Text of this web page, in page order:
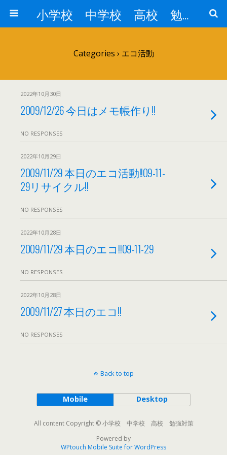
小学校 中学校 高校 勉強対策
Categories › エコ活動
2022年10月30日
2009/12/26 今日はメモ帳作り!!
NO RESPONSES
2022年10月29日
2009/11/29 本日のエコ活動!!09-11-
29リサイクル!!
NO RESPONSES
2022年10月28日
2009/11/29 本日のエコ!!09-11-29
NO RESPONSES
2022年10月28日
2009/11/27 本日のエコ!!
NO RESPONSES
Back to top
Mobile Desktop
All content Copyright © 小学校 中学校 高校 勉強対策
Powered by
WPtouch Mobile Suite for WordPress